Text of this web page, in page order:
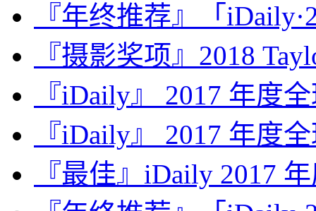
『年终推荐』「
『摄影奖项』2018
『iDaily』 2017 年度
『iDaily』 2017 年度
『最佳』iDaily 2017